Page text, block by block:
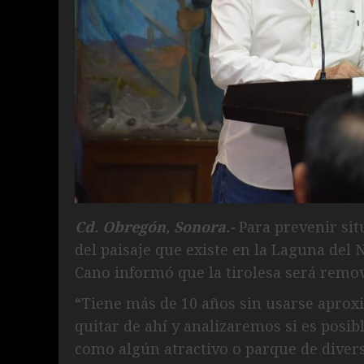
Cd. Obregón, Sonora.- Para prevenir
del paisaje que existe en la Laguna del
Cano informó que la tirolesa será
“Tiene más de 10 años sin usarse
quitar de ahí y analizaremos si es
como algún atractivo o parque de